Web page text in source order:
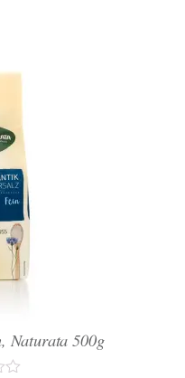
Naturata 500g